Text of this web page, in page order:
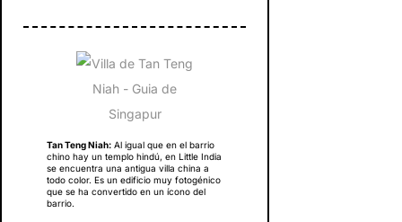
Tan Teng Niah: Al igual que en el barrio
chino hay un templo hindú, en Little India
se encuentra una antigua villa china a
todo color. Es un edificio muy fotogénico
que se ha convertido en un ícono del
barrio.